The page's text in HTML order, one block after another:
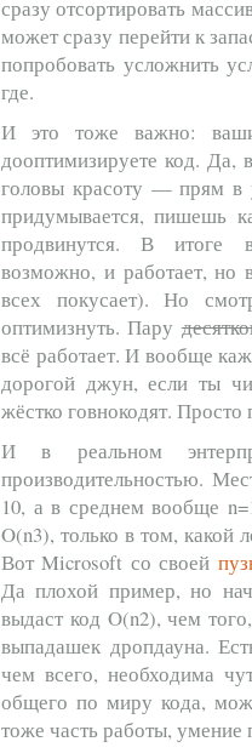
сразу отсортировать
может сразу перейти к
попробовать усложнить
где.
И это тоже важно:
дооптимизируете код. Да,
головы красоту — прям в
придумывается, пишешь
продвинутся. В итоге
возможно, и работает, но
всех покусает). Но
оптимизнуть. Пару
всё работает. И вообще
дорогой джун, если ты
жёстко говнокодят.
И в реальном
производительностью.
10, а в среднем вообще
O(n3), только в том, какой
Вот Microsoft со своей
Да плохой пример, но
выдаст код O(n2), чем
выпадашек дропдауна.
чем всего, необходима
общего по миру кода,
тоже часть работы, умение